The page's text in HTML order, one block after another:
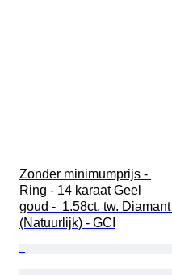
Zonder minimumprijs -
Ring - 14 karaat Geel
goud -  1.58ct. tw. Diamant
(Natuurlijk) - GCI